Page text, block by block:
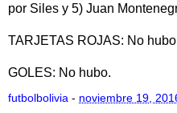
por Siles y 5) Juan
TARJETAS ROJAS: No
GOLES: No hubo.
futbolbolivia - noviembre 19,